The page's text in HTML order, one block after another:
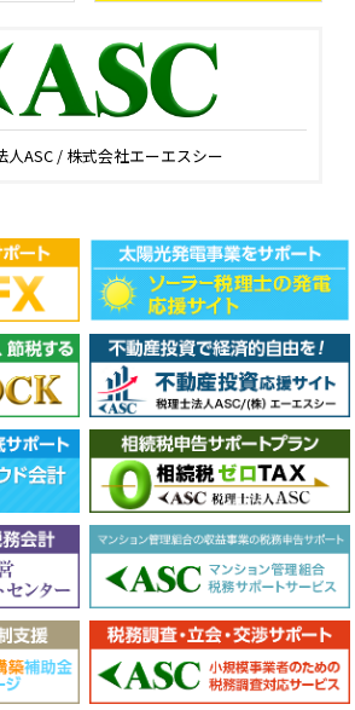
人ASC / 株式会社エーエスシー